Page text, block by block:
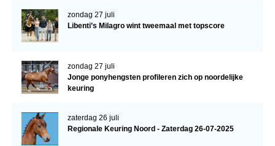
zondag 27 juli
Libenti’s Milagro wint tweemaal met topscore
zondag 27 juli
Jonge ponyhengsten profileren zich op noordelijke
keuring
zaterdag 26 juli
Regionale Keuring Noord - Zaterdag 26-07-2025